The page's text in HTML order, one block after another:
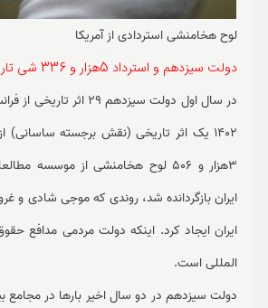
لوح هخامنشی استردادی از آمریکا
دولت سیزدهم و استرداد 5هزار و 336 شی تاریخی
1402 یک اثر تاریخی (نقش برجسته ساسانی)
3هزار و 506 لوح هخامنشی از موسسه
ایران بازگردانده شد، روندی که موجی شادی و
ایران ایجاد کرد. اینکه دولت مردمی مدافع
المللی است.
دولت سیزدهم در دو سال اخیر بارها در مجامع